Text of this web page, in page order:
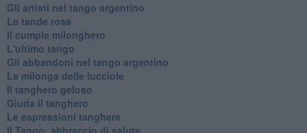
Gli artisti nel tango argentino
Le tande rosa
Il cumple milonghero
L'ultimo tango
Gli abbandoni nel tango argentino
La milonga delle lucciole
Il tanghero geloso
Giuda il tanghero
Le espressioni tanghere
Il Tango: abbraccio di salute